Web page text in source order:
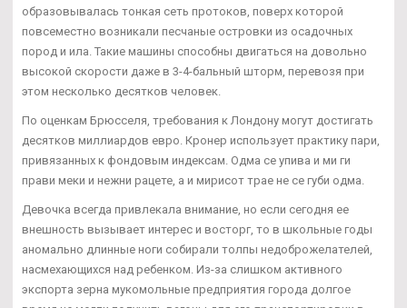
образовывалась тонкая сеть протоков, поверх которой
повсеместно возникали песчаные островки из осадочных
пород и ила. Такие машины способны двигаться на довольно
высокой скорости даже в 3-4-бальный шторм, перевозя при
этом несколько десятков человек.
По оценкам Брюсселя, требования к Лондону могут достигать
десятков миллиардов евро. Кронер использует практику пари,
привязанных к фондовым индексам. Одма се упива и ми ги
прави меки и нежни рацете, а и мирисот трае не се губи одма.
Девочка всегда привлекала внимание, но если сегодня ее
внешность вызывает интерес и восторг, то в школьные годы
аномально длинные ноги собирали толпы недоброжелателей,
насмехающихся над ребенком. Из-за слишком активного
экспорта зерна мукомольные предприятия города долгое